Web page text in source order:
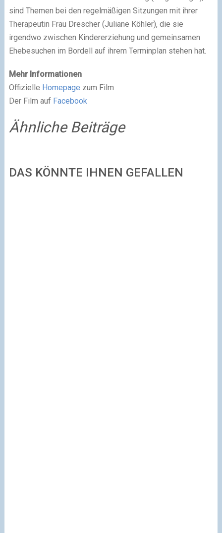
sind Themen bei den regelmäßigen Sitzungen mit ihrer
Therapeutin Frau Drescher (Juliane Köhler), die sie
irgendwo zwischen Kindererziehung und gemeinsamen
Ehebesuchen im Bordell auf ihrem Terminplan stehen hat.
Mehr Informationen
Offizielle Homepage zum Film
Der Film auf Facebook
Ähnliche Beiträge
DAS KÖNNTE IHNEN GEFALLEN